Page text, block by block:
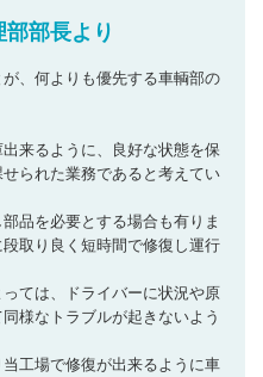
部長より
、何よりも優先する車輌部の
来るように、良好な状態を保
られた業務であると考えてい
品を必要とする場合も有りま
取り良く短時間で修復し運行
ては、ドライバーに状況や原
様なトラブルが起きないよう
工場で修復が出来るように車